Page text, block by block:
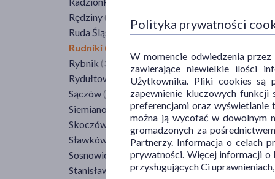
Teresin
Warka(1)
Warszawa
Węgrów
Wilga
Wyszogród
Ząbki
Żuromin
Żyrardów
Rędziny (1)
Ruda Śląska
(3)
Rudniki (1)
Rybnik (3)
Rydułtowy
Sączów (1)
Siemianowice Śląskie(2)
Skoczów
Sławków
Sosnowiec
Stanisławów
(1)
Polityka prywatności
W momencie odwiedzenia
zawierające niewielkie ilości
Użytkownika. Pliki cookies są
zapewnienie kluczowych funkcji
preferencjami oraz wyświetlanie
można ją wycofać w dowolnym
gromadzonych za
Partnerzy. Informacja o celach
prywatności. Więcej informacji o
przysługujących Ci